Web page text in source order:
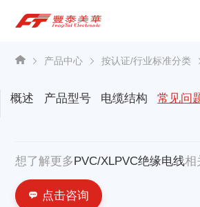
为什么选择丰泰？
产品中心
资讯中心
联系我们
产品中心 按认证/行业标准分类
概述 产品型号 电缆结构 常见问
想了解更多 PVC/XLPVC绝缘电线相
点击咨询